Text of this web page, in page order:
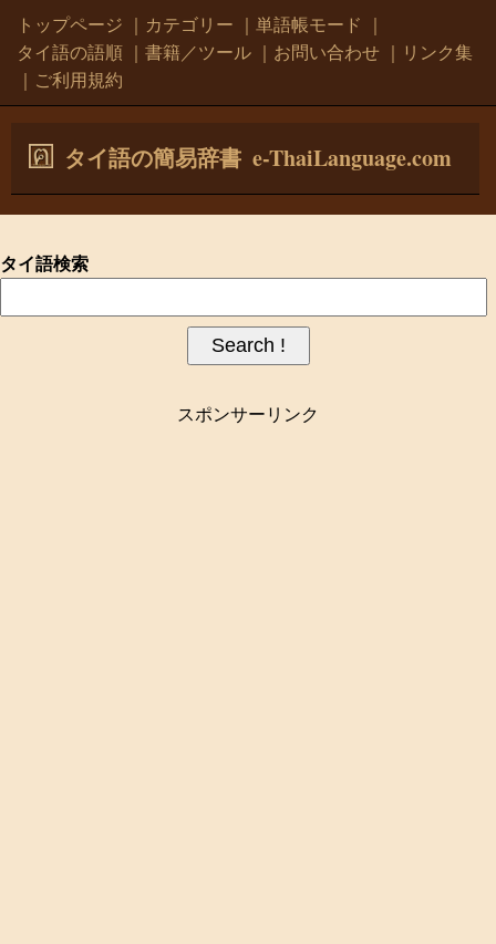
トップページ カテゴリー 単語帳モード
タイ語の語順
書籍／ツール お問い合わせ
リンク集
ご利用規約
タイ語の簡易辞書 e-ThaiLanguage.com
タイ語検索
スポンサーリンク